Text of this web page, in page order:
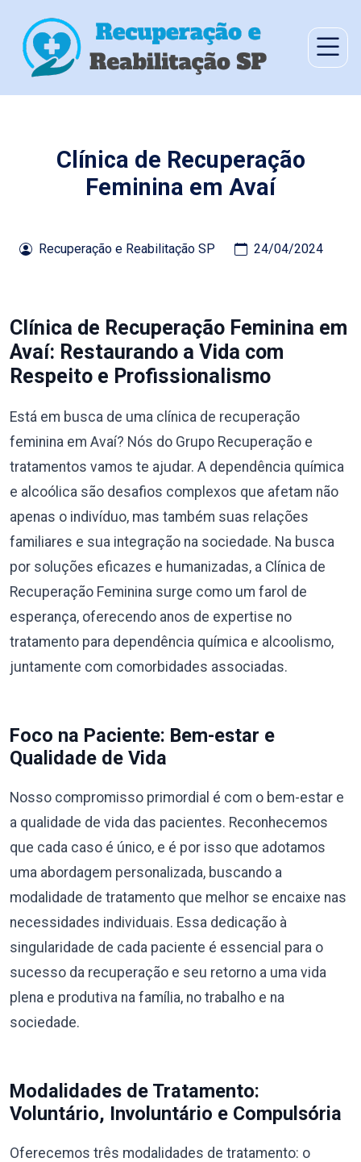
Clínica de Recuperação
Feminina em Avaí
Recuperação e Reabilitação SP 24/04/2024
Clínica de Recuperação Feminina em
Avaí: Restaurando a Vida com
Respeito e Profissionalismo
Está em busca de uma clínica de recuperação
feminina em Avaí? Nós do Grupo Recuperação e
tratamentos vamos te ajudar. A dependência química
e alcoólica são desafios complexos que afetam não
apenas o indivíduo, mas também suas relações
familiares e sua integração na sociedade. Na busca
por soluções eficazes e humanizadas, a Clínica de
Recuperação Feminina surge como um farol de
esperança, oferecendo anos de expertise no
tratamento para dependência química e alcoolismo,
juntamente com comorbidades associadas.
Foco na Paciente: Bem-estar e
Qualidade de Vida
Nosso compromisso primordial é com o bem-estar e
a qualidade de vida das pacientes. Reconhecemos
que cada caso é único, e é por isso que adotamos
uma abordagem personalizada, buscando a
modalidade de tratamento que melhor se encaixe nas
necessidades individuais. Essa dedicação à
singularidade de cada paciente é essencial para o
sucesso da recuperação e seu retorno a uma vida
plena e produtiva na família, no trabalho e na
sociedade.
Modalidades de Tratamento:
Voluntário, Involuntário e Compulsória
Oferecemos três modalidades de tratamento: o